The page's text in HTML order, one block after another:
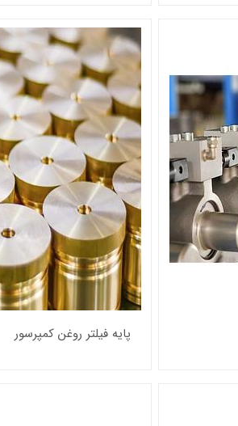
پایه فیلتر روغن کمپرسور